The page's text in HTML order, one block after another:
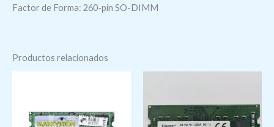
Factor de Forma: 260-pin SO-DIMM
Productos relacionados